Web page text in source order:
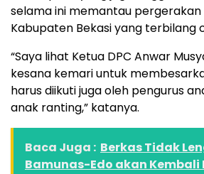
selama ini memantau pergerakan
Kabupaten Bekasi yang terbilang
“Saya lihat Ketua DPC Anwar
kesana kemari untuk
harus diikuti juga oleh pengurus
anak ranting,” katanya.
Baca Juga : Berkas Tidak
Bamunas-Edo akan Kembali